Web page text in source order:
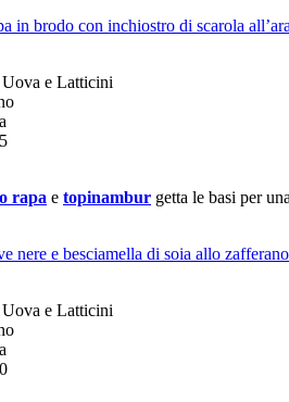
in brodo con inchiostro di scarola
e Latticini
rapa e topinambur getta le basi per
nere e besciamella di soia allo zafferano
e Latticini